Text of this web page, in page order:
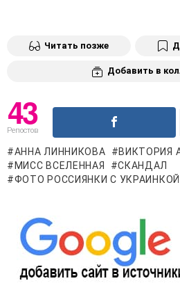
Читать позже
Добавить в
43
Репостов
АННА ЛИННИКОВА
ВИКТОРИЯ
МИСС ВСЕЛЕННАЯ
СКАНДАЛ
ФОТО РОССИЯНКИ С УКРАИНКОЙ